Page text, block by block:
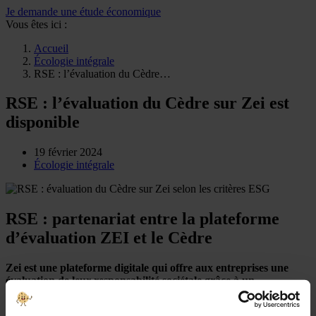
Je demande une étude économique
Vous êtes ici :
Accueil
Écologie intégrale
RSE : l’évaluation du Cèdre…
RSE : l’évaluation du Cèdre sur Zei est
disponible
19 février 2024
Écologie intégrale
RSE : partenariat entre la plateforme
d’évaluation ZEI et le Cèdre
Zei est une plateforme digitale qui offre aux entreprises une
évaluation de leur responsabilité sociétale grâce à un
questionnaire adapté à leur activité.